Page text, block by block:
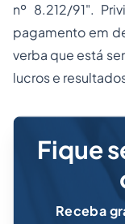
nº 8.212/91".
pagamento em
verba que está
lucros e
Fique
Receba